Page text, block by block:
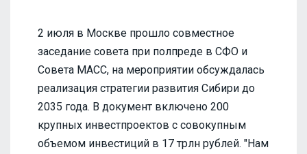
2 июля в Москве прошло совместное
заседание совета при полпреде в СФО и
Совета МАСС, на мероприятии обсуждалась
реализация стратегии развития Сибири до
2035 года. В документ включено 200
крупных инвестпроектов с совокупным
объемом инвестиций в 17 трлн рублей. "Нам